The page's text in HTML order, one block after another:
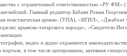
с ограниченной ответственностью «РУ
Главный редактор Бабаян Роман
повстанческая армия» (УПА), «ИГИЛ»,
крымско-татарского народа», «Свидетели
видео и аудио охраняются
в том числе цитировании, активная